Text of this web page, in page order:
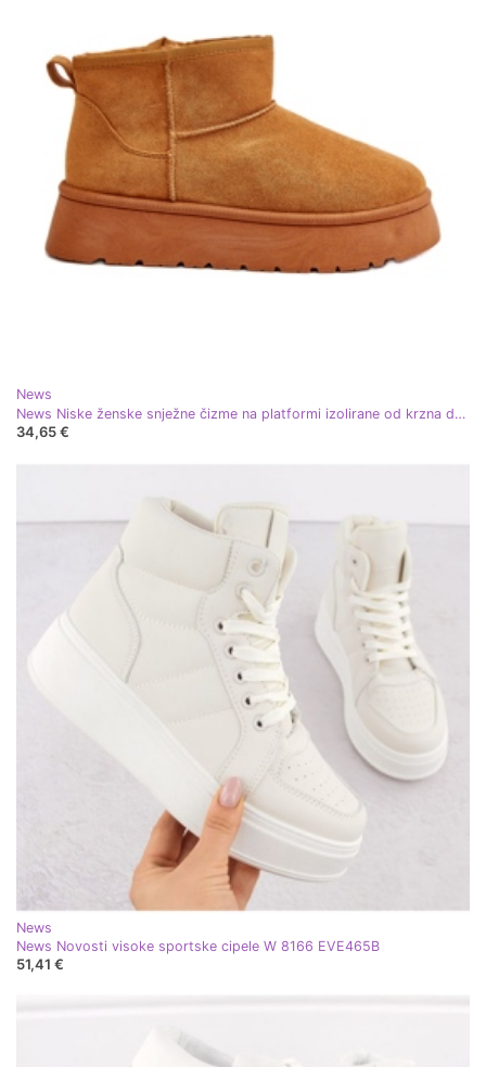
News
News Niske ženske snježne čizme na platformi izolirane od krzna deva smeđa
34,65 €
News
News Novosti visoke sportske cipele W 8166 EVE465B
51,41 €